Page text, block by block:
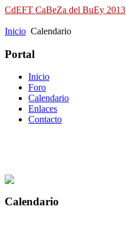
CdEFT CaBeZa del BuEy 2013
Inicio Calendario
Portal
Inicio
Foro
Calendario
Enlaces
Contacto
Calendario